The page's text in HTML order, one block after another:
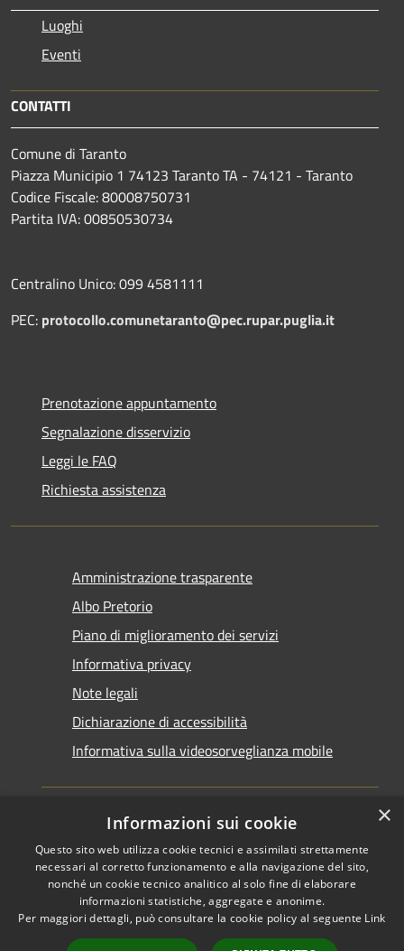
Luoghi
Eventi
CONTATTI
Comune di Taranto
Piazza Municipio 1 74123 Taranto TA - 74121 - Taranto
Codice Fiscale: 80008750731
Partita IVA: 00850530734
Centralino Unico: 099 4581111
PEC: protocollo.comunetaranto@pec.rupar.puglia.it
Prenotazione appuntamento
Segnalazione disservizio
Leggi le FAQ
Richiesta assistenza
Amministrazione trasparente
Albo Pretorio
Piano di miglioramento dei servizi
Informativa privacy
Note legali
Dichiarazione di accessibilità
Informativa sulla videosorveglianza mobile
RSS
Accessibilità
Cookie
Copyright © 2026 • Comune di
Taranto • Powered by
Municipium•Accesso
redazione
×
Informazioni sui cookie
Questo sito web utilizza cookie tecnici e assimilati strettamente
necessari al corretto funzionamento e alla navigazione del sito,
nonché un cookie tecnico analitico al solo fine di elaborare
informazioni statistiche, aggregate e anonime.
Per maggiori dettagli, può consultare la cookie policy al seguente Link